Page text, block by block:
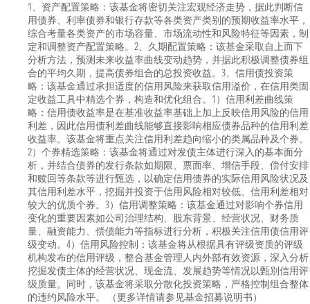
1、资产配置策略：该基金将密切关注宏观经济走势，据此判断信
用债券、利率债券和银行存款等各类资产类别的预期收益率水平，
综合考量各类资产的市场容量、市场流动性和风险特征等因素，制
定和调整资产配置策略。2、久期配置策略：该基金采取自上而下
分析方法，预测未来收益率曲线变动趋势，并据此积极调整债券组
合的平均久期，提高债券组合的总投资收益。3、信用债投资策
略：该基金通过承担适度的信用风险来获取信用溢价，在信用类固
定收益工具中精选个券，构造和优化组合。1）信用利差曲线策
略：信用债收益率是在基准收益率基础上加上反映信用风险的信用
利差，因此信用债利差曲线能够直接影响相应债券品种的信用利差
收益率。该基金将重点关注信用利差趋向缩小的类属品种及个券。
2）个券精选策略：该基金将通过对发债主体进行深入的基本面分
析，并结合债券的发行条款如期限、票面率、增信手段、偿付安排
和赎回等条款等进行甄选，以确定信用债券的实际信用风险状况及
其信用利差水平，挖掘并投资于信用风险相对较低、信用利差相对
较大的优质个券。3）信用调整策略：该基金通过对影响个券信用
变化的重要因素如公司治理结构、股东背景、经营状况、财务质
量、融资能力、偿债能力等指标进行分析，积极关注信用债信用评
级变动。4）信用风险控制：该基金将从根据具有评级资质的评级
机构发布的信用评级，整合基金管理人内外部有效资源，深入分析
挖掘发债主体的经营状况、现金流、发展趋势等情况以甄别信用评
级质量。同时，该基金将采取分散化投资策略，严格控制组合整体
的违约风险水平。 （更多详情请参见基金招募说明书）